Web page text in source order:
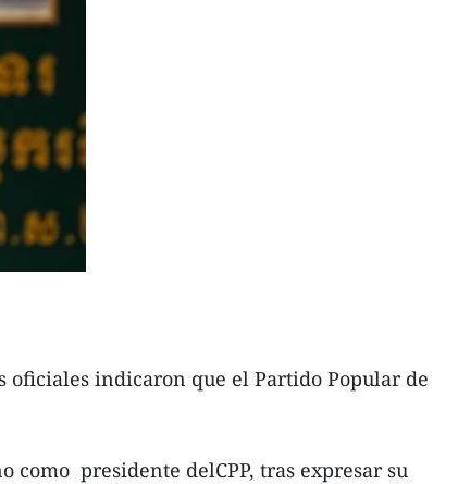
oficiales indicaron que el Partido Popular de
presidente delCPP, tras expresar su